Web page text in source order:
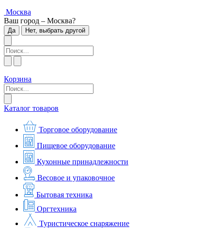
Москва
Ваш город – Москва?
Да Нет, выбрать другой
Корзина
Каталог товаров
Торговое оборудование
Пищевое оборудование
Кухонные принадлежности
Весовое и упаковочное
Бытовая техника
Оргтехника
Туристическое снаряжение